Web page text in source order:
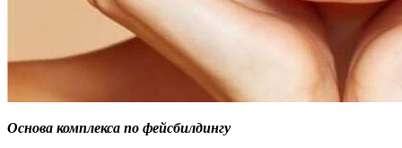
Основа комплекса по фейсбилдингу